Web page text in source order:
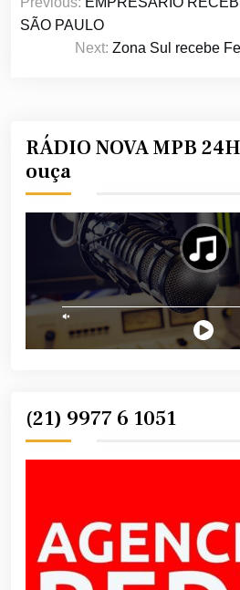
de
SÃO PAULO
Next: Zona Sul recebe
RÁDIO NOVA MPB
ouça
(21) 9977 6 1051